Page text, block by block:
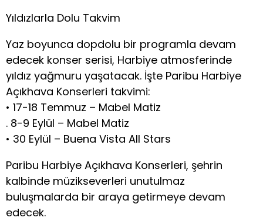
Yıldızlarla Dolu Takvim
Yaz boyunca dopdolu bir programla devam
edecek konser serisi, Harbiye atmosferinde
yıldız yağmuru yaşatacak. İşte Paribu Harbiye
Açıkhava Konserleri takvimi:
• 17-18 Temmuz – Mabel Matiz
. 8-9 Eylül – Mabel Matiz
• 30 Eylül – Buena Vista All Stars
Paribu Harbiye Açıkhava Konserleri, şehrin
kalbinde müzikseverleri unutulmaz
buluşmalarda bir araya getirmeye devam
edecek.